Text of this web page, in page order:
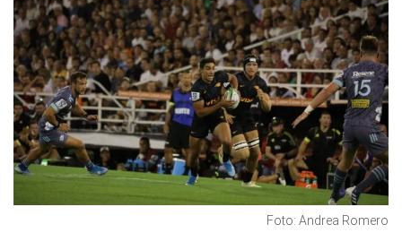
Foto: Andrea Romero